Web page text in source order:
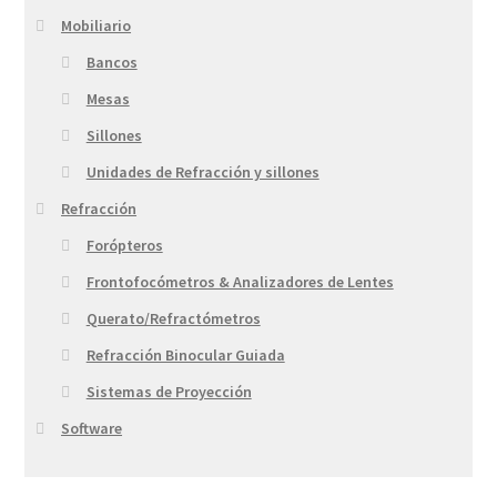
Mobiliario
Bancos
Mesas
Sillones
Unidades de Refracción y sillones
Refracción
Forópteros
Frontofocómetros & Analizadores de Lentes
Querato/Refractómetros
Refracción Binocular Guiada
Sistemas de Proyección
Software